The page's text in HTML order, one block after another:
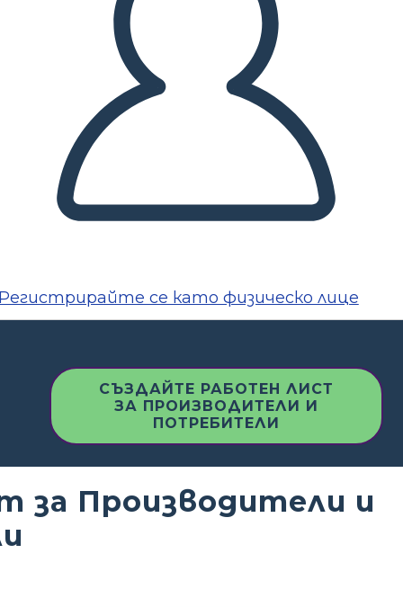
Регистрирайте се като физическо лице
СЪЗДАЙТЕ РАБОТЕН ЛИСТ
ЗА ПРОИЗВОДИТЕЛИ И
ПОТРЕБИТЕЛИ
за Производители и